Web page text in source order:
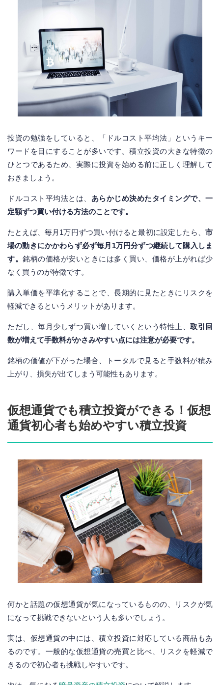
投資の勉強をしていると、「ドルコスト平均法」というキー
ワードを目にすることが多いです。積立投資の大きな特徴の
ひとつであるため、実際に投資を始める前に正しく理解して
おきましょう。
ドルコスト平均法とは、 あらかじめ決めたタイミングで、一
定額ずつ買い付ける方法のことです。
たとえば、毎月1万円ずつ買い付けると最初に設定したら、 市
場の動きにかかわらず必ず毎月1万円分ずつ継続して購入しま
す。 銘柄の価格が安いときには多く買い、価格が上がれば少
なく買うのが特徴です。
購入単価を平準化することで、長期的に見たときにリスクを
軽減できるというメリットがあります。
ただし、毎月少しずつ買い増していくという特性上、 取引回
数が増えて手数料がかさみやすい点には注意が必要です。
銘柄の価値が下がった場合、トータルで見ると手数料が積み
上がり、損失が出てしまう可能性もあります。
仮想通貨でも積立投資ができる！仮想
通貨初心者も始めやすい積立投資
何かと話題の仮想通貨が気になっているものの、リスクが気
になって挑戦できないという人も多いでしょう。
実は、仮想通貨の中には、積立投資に対応している商品もあ
るのです。一般的な仮想通貨の売買と比べ、リスクを軽減で
きるので初心者も挑戦しやすいです。